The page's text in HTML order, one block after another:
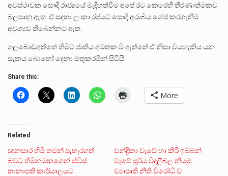
අවස්ථාවක සෞදි රාජ්‍යයේ මැදිහත්වීම අපේ රට කෙරෙහි තීරණාත්මකව
බලපානු ඇත. ඒ සඳහා ලංකා රජයට සෞදි අරාබිය ශේප් කරගැනීම
අවශ්‍යව තිබෙන්නට ඇත.
ගලබොඩඅත්තේ හිමිට ජාතිය අමතක වී ඇත්තේ ඒ නිසා වියහැකිය යන
සැකය බොහෝ දෙනා මතුකරමින් සිටියි.
Share this:
More
Related
ඥානසාර හිමි තමන් පැහැරගත්
බවට හිමිනමකගෙන් ස්විස්
තානාපති කාර්යාලයට
චන්ද්‍රිකා වැවේ හා කිරි ඉබ්බන්
වැවේ සූර්ය විදුලිබල නියමු
ව්‍යාපෘති නීති විරෝධී ව